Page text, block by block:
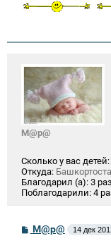
М@р@
Сколько у вас детей:
Откуда:
Благодарил (а): 3
Поблагодарили: 4
С
о
М@р@ 14 дек